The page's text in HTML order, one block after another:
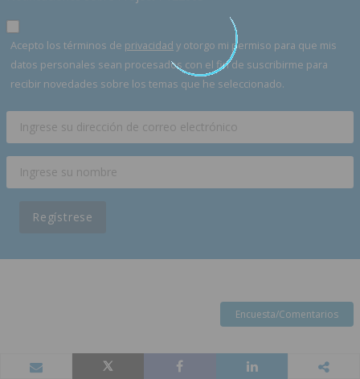
Acepto los términos de privacidad y otorgo mi permiso para que mis
datos personales sean procesados con el fin de suscribirme para
recibir novedades sobre los temas que he seleccionado.
Regístrese
Encuesta/Comentarios